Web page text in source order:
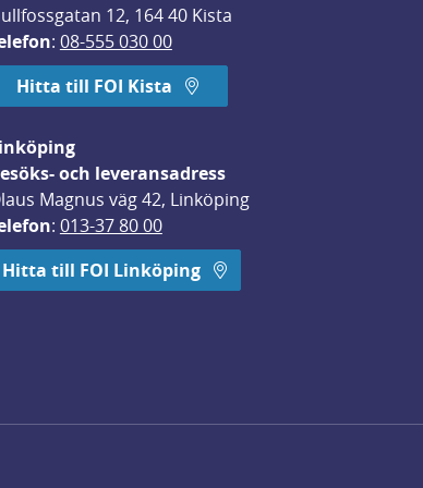
i nytt fönster.
12, 164 40 Kista
: 08-555 030 00
Hitta till FOI Kista
och leveransadress
Magnus väg 42, Linköping
: 013-37 80 00
Hitta till FOI Linköping